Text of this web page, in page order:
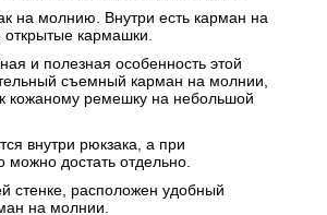
на молнию. Внутри есть карман на
кармашки.
и полезная особенность этой
съемный карман на молнии,
кожаному ремешку на небольшой
внутри рюкзака, а при
можно достать отдельно.
стенке, расположен удобный
на молнии.